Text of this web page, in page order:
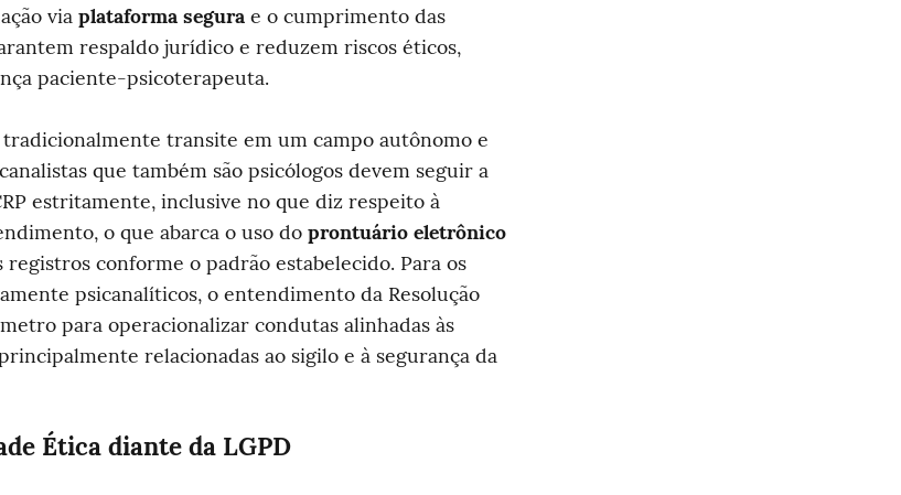
via plataforma segura e o cumprimento das
respaldo jurídico e reduzem riscos éticos,
paciente-psicoterapeuta.
tradicionalmente transite em um campo autônomo e
que também são psicólogos devem seguir a
estritamente, inclusive no que diz respeito à
o que abarca o uso do prontuário eletrônico
conforme o padrão estabelecido. Para os
psicanalíticos, o entendimento da Resolução
para operacionalizar condutas alinhadas às
relacionadas ao sigilo e à segurança da
Ética diante da LGPD